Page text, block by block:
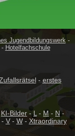
Jugendbildungswerk-
Hotelfachschule
- erstes
KI-Bilder - L - M - N-
- V- W- Xtraordinary